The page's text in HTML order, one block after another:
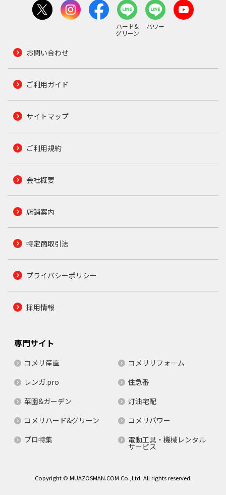
ハード&
グリーン
パワー
お問い合わせ
ご利用ガイド
サイトマップ
ご利用規約
会社概要
店舗案内
特定商取引法
プライバシーポリシー
採用情報
専門サイト
コメリ産直
コメリリフォーム
レンガ.pro
住急番
菜園&ガーデン
灯油宅配
コメリハード&グリーン
コメリパワー
プロ特集
電動工具・機械レンタル
サービス
Copyright © MUAZOSMAN.COM Co.,Ltd. All rights reserved.